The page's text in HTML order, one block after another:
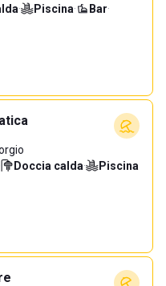
· Piscina· Bar·
Doccia calda·
Piscina